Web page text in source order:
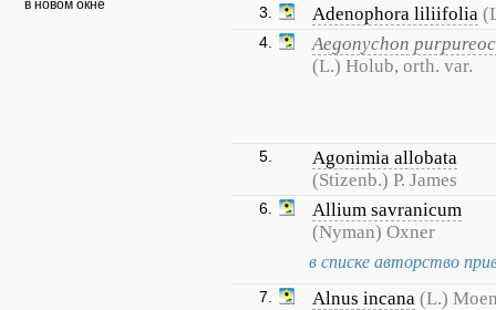
в новом окне
3. Adenophora liliifolia
4.
Aegonychon
(L.) Holub, orth. var.
5.
Agonimia allobata
(Stizenb.) P. James
6.
Allium savranicum
(Nyman) Oxner
в списке авторство
7. Alnus incana (L.)